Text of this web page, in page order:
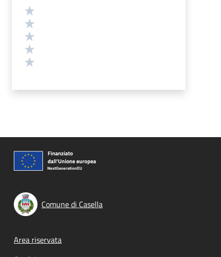
Valutazione
Comune di Casella
Footer menu
Area riservata